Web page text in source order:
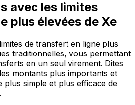
avec les limites
plus élevées de Xe
de transfert en ligne plus
traditionnelles, vous permettant
en un seul virement. Dites
montants plus importants et
plus simple et plus efficace de